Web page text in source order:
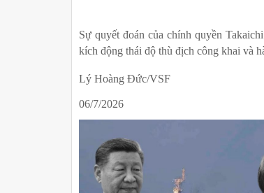
Sự quyết đoán của chính quyền
kích động thái độ thù địch công khai và
Lý Hoàng Đức/VSF
06/7/2026